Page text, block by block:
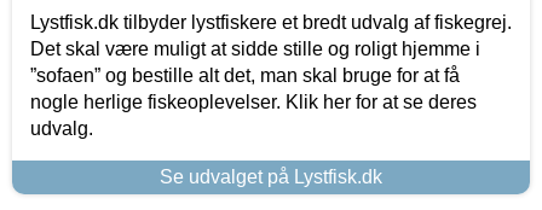
Lystfisk.dk tilbyder lystfiskere et bredt udvalg af fiskegrej.
Det skal være muligt at sidde stille og roligt hjemme i
”sofaen” og bestille alt det, man skal bruge for at få
nogle herlige fiskeoplevelser. Klik her for at se deres
udvalg.
Se udvalget på Lystfisk.dk